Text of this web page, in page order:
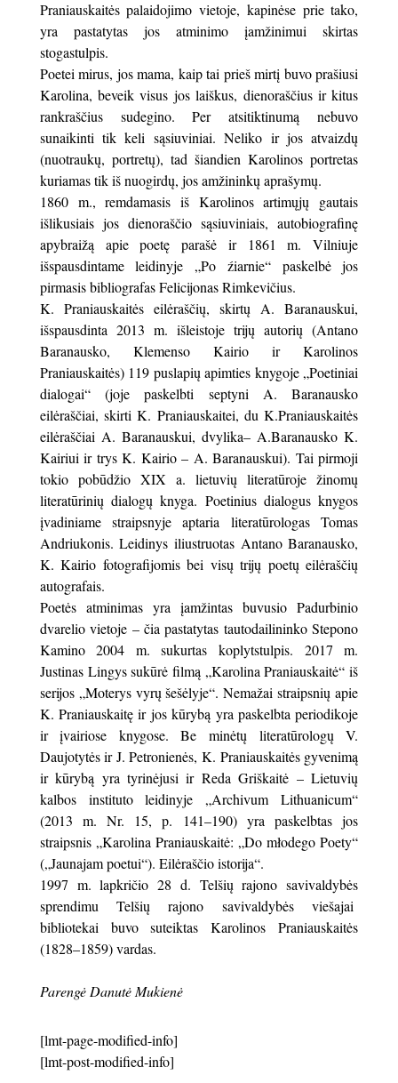
Praniauskaitės palaidojimo vietoje, kapinėse prie tako,
yra pastatytas jos atminimo įamžinimui skirtas
stogastulpis.
Poetei mirus, jos mama, kaip tai prieš mirtį buvo prašiusi
Karolina, beveik visus jos laiškus, dienoraščius ir kitus
rankraščius sudegino. Per atsitiktinumą nebuvo
sunaikinti tik keli sąsiuviniai. Neliko ir jos atvaizdų
(nuotraukų, portretų), tad šiandien Karolinos portretas
kuriamas tik iš nuogirdų, jos amžininkų aprašymų.
1860 m., remdamasis iš Karolinos artimųjų gautais
išlikusiais jos dienoraščio sąsiuviniais, autobiografinę
apybraižą apie poetę parašė ir 1861 m. Vilniuje
išspausdintame leidinyje „Po źiarnie“ paskelbė jos
pirmasis bibliografas Felicijonas Rimkevičius.
K. Praniauskaitės eilėraščių, skirtų A. Baranauskui,
išspausdinta 2013 m. išleistoje trijų autorių (Antano
Baranausko, Klemenso Kairio ir Karolinos
Praniauskaitės) 119 puslapių apimties knygoje „Poetiniai
dialogai“ (joje paskelbti septyni A. Baranausko
eilėraščiai, skirti K. Praniauskaitei, du K.Praniauskaitės
eilėraščiai A. Baranauskui, dvylika– A.Baranausko K.
Kairiui ir trys K. Kairio – A. Baranauskui). Tai pirmoji
tokio pobūdžio XIX a. lietuvių literatūroje žinomų
literatūrinių dialogų knyga. Poetinius dialogus knygos
įvadiniame straipsnyje aptaria literatūrologas Tomas
Andriukonis. Leidinys iliustruotas Antano Baranausko,
K. Kairio fotografijomis bei visų trijų poetų eilėraščių
autografais.
Poetės atminimas yra įamžintas buvusio Padurbinio
dvarelio vietoje – čia pastatytas tautodailininko Stepono
Kamino 2004 m. sukurtas koplytstulpis. 2017 m.
Justinas Lingys sukūrė filmą „Karolina Praniauskaitė“ iš
serijos „Moterys vyrų šešėlyje“. Nemažai straipsnių apie
K. Praniauskaitę ir jos kūrybą yra paskelbta periodikoje
ir įvairiose knygose. Be minėtų literatūrologų V.
Daujotytės ir J. Petronienės, K. Praniauskaitės gyvenimą
ir kūrybą yra tyrinėjusi ir Reda Griškaitė – Lietuvių
kalbos instituto leidinyje „Archivum Lithuanicum“
(2013 m. Nr. 15, p. 141–190) yra paskelbtas jos
straipsnis „Karolina Praniauskaitė: „Do młodego Poety“
(„Jaunajam poetui“). Eilėraščio istorija“.
1997 m. lapkričio 28 d. Telšių rajono savivaldybės
sprendimu Telšių rajono savivaldybės viešajai
bibliotekai buvo suteiktas Karolinos Praniauskaitės
(1828–1859) vardas.
Parengė Danutė Mukienė
[lmt-page-modified-info]
[lmt-post-modified-info]